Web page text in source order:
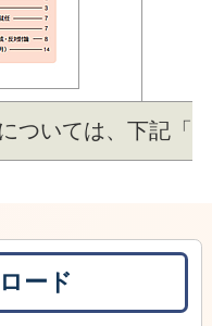
ついては、下記
ード